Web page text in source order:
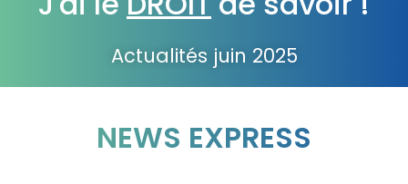
Actualités juin 2025
NEWS EXPRESS